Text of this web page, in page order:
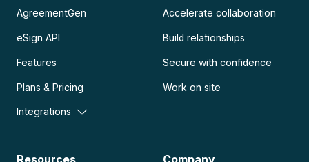
AgreementGen
eSign API
Features
Plans & Pricing
Integrations
Accelerate collaboration
Build relationships
Secure with confidence
Work on site
Resources Company